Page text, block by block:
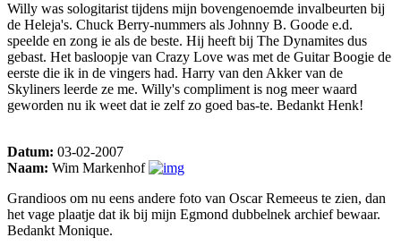
Willy was sologitarist tijdens mijn bovengenoemde invalbeurten bij
de Heleja's. Chuck Berry-nummers als Johnny B. Goode e.d.
speelde en zong ie als de beste. Hij heeft bij The Dynamites dus
gebast. Het basloopje van Crazy Love was met de Guitar Boogie de
eerste die ik in de vingers had. Harry van den Akker van de
Skyliners leerde ze me. Willy's compliment is nog meer waard
geworden nu ik weet dat ie zelf zo goed bas-te. Bedankt Henk!
Datum: 03-02-2007
Naam: Wim Markenhof
Grandioos om nu eens andere foto van Oscar Remeeus te zien, dan
het vage plaatje dat ik bij mijn Egmond dubbelnek archief bewaar.
Bedankt Monique.